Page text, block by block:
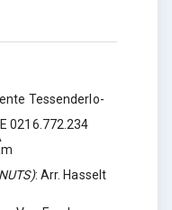
Tessenderlo-
0216.772.234
: Arr. Hasselt